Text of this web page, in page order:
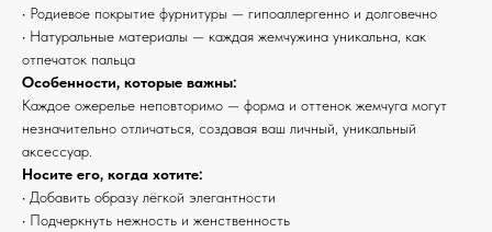
• Родиевое покрытие фурнитуры — гипоаллергенно и долговечно
• Натуральные материалы — каждая жемчужина уникальна, как
отпечаток пальца
Особенности, которые важны:
Каждое ожерелье неповторимо — форма и оттенок жемчуга могут
незначительно отличаться, создавая ваш личный, уникальный
аксессуар.
Носите его, когда хотите:
• Добавить образу лёгкой элегантности
• Подчеркнуть нежность и женственность